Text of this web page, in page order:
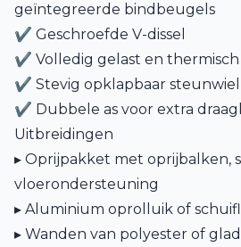
geïntegreerde bindbeugels
✔ Geschroefde V-dissel
✔ Volledig gelast en thermisch
✔ Stevig opklapbaar steunwiel
✔ Dubbele as voor extra
Uitbreidingen
▸ Oprijpakket met oprijbalken,
vloerondersteuning
▸ Aluminium oprolluik of
▸ Wanden van polyester of glad